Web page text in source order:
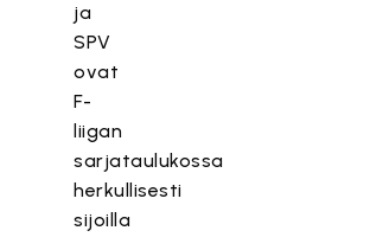
ja
SPV
ovat
F-
liigan
sarjataulukossa
herkullisesti
sijoilla